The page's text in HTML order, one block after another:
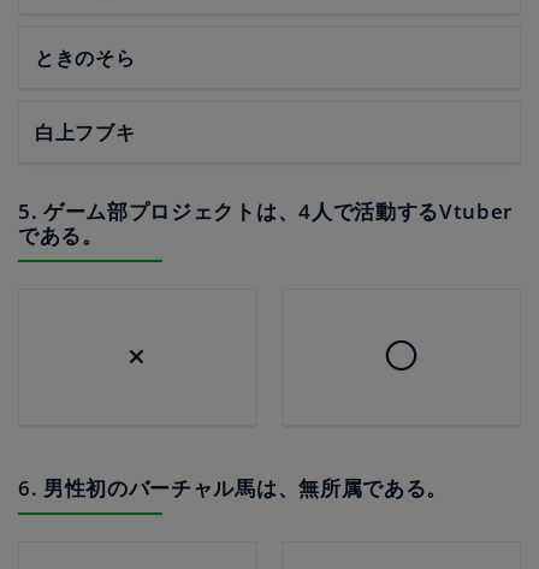
ときのそら
白上フブキ
5. ゲーム部プロジェクトは、4人で活動するVtuber
である。
× ◯
6. 男性初のバーチャル馬は、無所属である。